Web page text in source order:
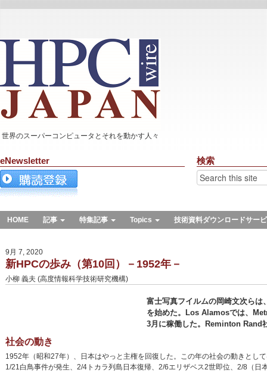
世界のスーパーコンピュータとそれを動かす人々
eNewsletter 検索
HOME 記事 特集記事 Topics 技術資料ダウンロードサー
9月 7, 2020
新HPCの歩み（第10回）－1952年－
小柳 義夫 (高度情報科学技術研究機構)
富士写真フイルムの岡崎文次らは
を始めた。Los Alamosでは、
3月に稼働した。Reminton Rand
社会の動き
1952年（昭和27年）、日本はやっと主権を回復した。この年の社会の動きとし
1/21白鳥事件が発生、2/4トカラ列島日本復帰、2/6エリザベス2世即位、2/8（